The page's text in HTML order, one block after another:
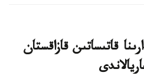
قاتىساتىن قازاقستان